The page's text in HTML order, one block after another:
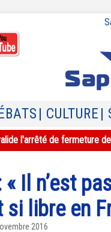
| CULTURE
l'arrêté de fermeture
« Il n’est
libre en
2016